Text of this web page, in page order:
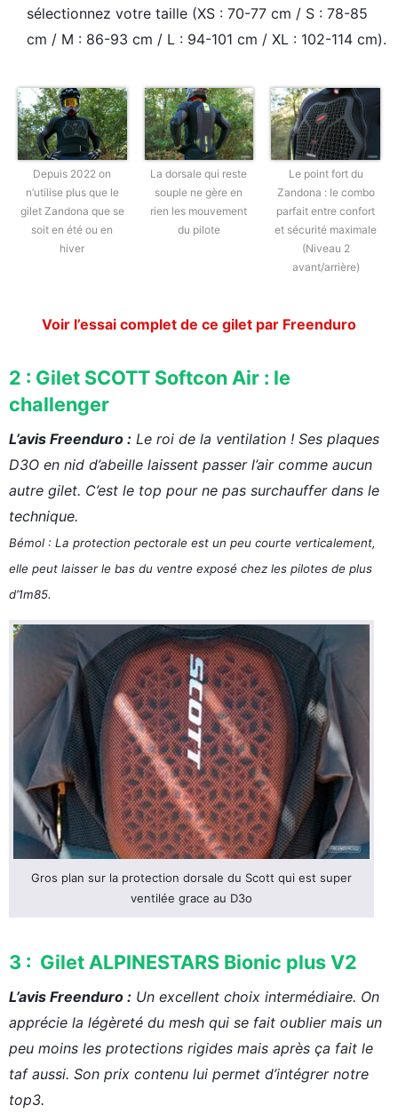
sélectionnez votre taille (XS : 70-77 cm / S : 78-85
cm / M : 86-93 cm / L : 94-101 cm / XL : 102-114 cm).
Depuis 2022 on
n’utilise plus que le
gilet Zandona que se
soit en été ou en
hiver
La dorsale qui reste
souple ne gère en
rien les mouvement
du pilote
Le point fort du
Zandona : le combo
parfait entre confort
et sécurité maximale
(Niveau 2
avant/arrière)
Voir l’essai complet de ce gilet par Freenduro
2 : Gilet SCOTT Softcon Air : le
challenger
L’avis Freenduro : Le roi de la ventilation ! Ses plaques
D3O en nid d’abeille laissent passer l’air comme aucun
autre gilet. C’est le top pour ne pas surchauffer dans le
technique.
Bémol : La protection pectorale est un peu courte verticalement,
elle peut laisser le bas du ventre exposé chez les pilotes de plus
d’1m85.
Gros plan sur la protection dorsale du Scott qui est super
ventilée grace au D3o
3 : Gilet ALPINESTARS Bionic plus V2
L’avis Freenduro : Un excellent choix intermédiaire. On
apprécie la légèreté du mesh qui se fait oublier mais un
peu moins les protections rigides mais après ça fait le
taf aussi. Son prix contenu lui permet d’intégrer notre
top3.